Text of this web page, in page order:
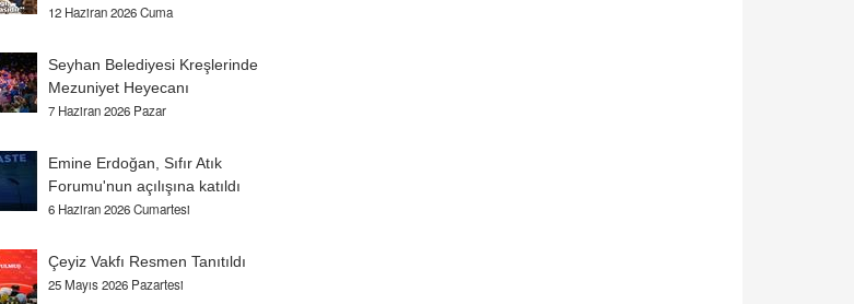
12 Haziran 2026 Cuma
Seyhan Belediyesi Kreşlerinde
Mezuniyet Heyecanı
7 Haziran 2026 Pazar
Emine Erdoğan, Sıfır Atık
Forumu'nun açılışına katıldı
6 Haziran 2026 Cumartesi
Çeyiz Vakfı Resmen Tanıtıldı
25 Mayıs 2026 Pazartesi